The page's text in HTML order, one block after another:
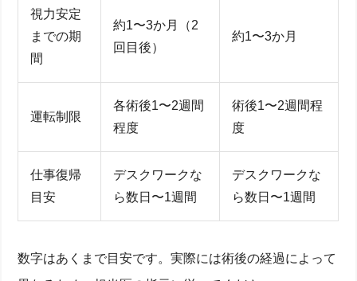
視力安定
までの期
間
約1〜3か月（2
回目後）
約1〜3か月
運転制限
各術後1〜2週間
程度
術後1〜2週間程
度
仕事復帰
目安
デスクワークな
ら数日〜1週間
デスクワークな
ら数日〜1週間
数字はあくまで目安です。実際には術後の経過によって